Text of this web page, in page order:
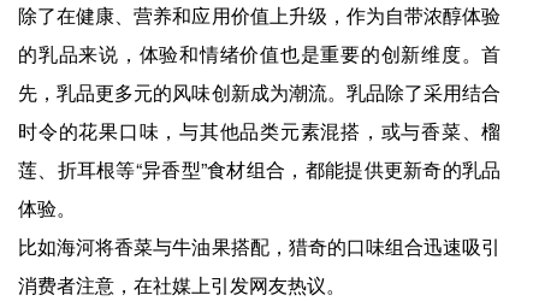
除了在健康、营养和应用价值上升级，作为自带浓醇体验
的乳品来说，体验和情绪价值也是重要的创新维度。首
先，乳品更多元的风味创新成为潮流。乳品除了采用结合
时令的花果口味，与其他品类元素混搭，或与香菜、榴
莲、折耳根等“异香型”食材组合，都能提供更新奇的乳品
体验。
比如海河将香菜与牛油果搭配，猎奇的口味组合迅速吸引
消费者注意，在社媒上引发网友热议。